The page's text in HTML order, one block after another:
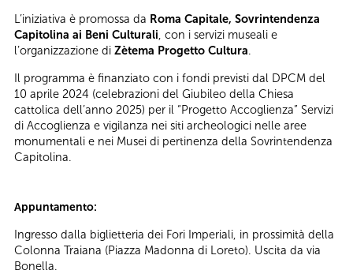
L’iniziativa è promossa da Roma Capitale, Sovrintendenza
Capitolina ai Beni Culturali, con i servizi museali e
l’organizzazione di Zètema Progetto Cultura.
Il programma è finanziato con i fondi previsti dal DPCM del
10 aprile 2024 (celebrazioni del Giubileo della Chiesa
cattolica dell’anno 2025) per il “Progetto Accoglienza” Servizi
di Accoglienza e vigilanza nei siti archeologici nelle aree
monumentali e nei Musei di pertinenza della Sovrintendenza
Capitolina.
Appuntamento:
Ingresso dalla biglietteria dei Fori Imperiali, in prossimità della
Colonna Traiana (Piazza Madonna di Loreto). Uscita da via
Bonella.